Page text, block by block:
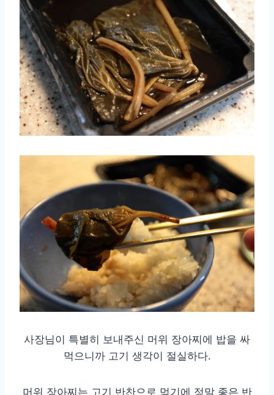
사장님이 특별히 보내주신 머위 장아찌에 밥을 싸
먹으니까 고기 생각이 절실하다.
머위 장아찌는 고기 반찬으로 먹기에 정말 좋은 반